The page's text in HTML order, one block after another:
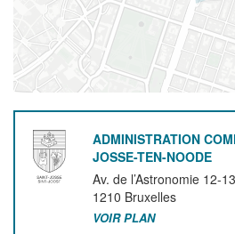
ADMINISTRATION
JOSSE-TEN-NOODE
Av. de l’Astronomie 12-13
1210 Bruxelles
VOIR PLAN